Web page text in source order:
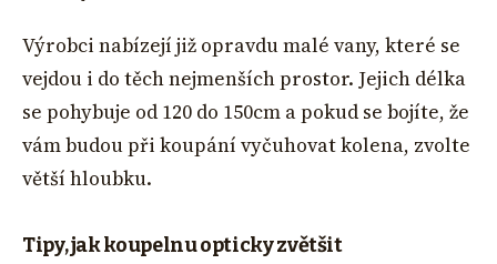
Výrobci nabízejí již opravdu malé vany, které se
vejdou i do těch nejmenších prostor. Jejich délka
se pohybuje od 120 do 150cm a pokud se bojíte, že
vám budou při koupání vyčuhovat kolena, zvolte
větší hloubku.
Tipy, jak koupelnu opticky zvětšit